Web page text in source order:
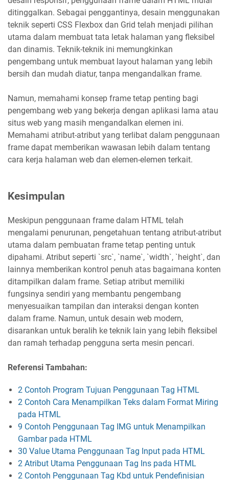
ditinggalkan. Sebagai penggantinya, desain menggunakan
teknik seperti CSS Flexbox dan Grid telah menjadi pilihan
utama dalam membuat tata letak halaman yang fleksibel
dan dinamis. Teknik-teknik ini memungkinkan
pengembang untuk membuat layout halaman yang lebih
bersih dan mudah diatur, tanpa mengandalkan frame.
Namun, memahami konsep frame tetap penting bagi
pengembang web yang bekerja dengan aplikasi lama atau
situs web yang masih mengandalkan elemen ini.
Memahami atribut-atribut yang terlibat dalam penggunaan
frame dapat memberikan wawasan lebih dalam tentang
cara kerja halaman web dan elemen-elemen terkait.
Kesimpulan
Meskipun penggunaan frame dalam HTML telah
mengalami penurunan, pengetahuan tentang atribut-atribut
utama dalam pembuatan frame tetap penting untuk
dipahami. Atribut seperti `src`, `name`, `width`, `height`, dan
lainnya memberikan kontrol penuh atas bagaimana konten
ditampilkan dalam frame. Setiap atribut memiliki
fungsinya sendiri yang membantu pengembang
menyesuaikan tampilan dan interaksi dengan konten
dalam frame. Namun, untuk desain web modern,
disarankan untuk beralih ke teknik lain yang lebih fleksibel
dan ramah terhadap pengguna serta mesin pencari.
Referensi Tambahan:
2 Contoh Program Tujuan Penggunaan Tag HTML
2 Contoh Cara Menampilkan Teks dalam Format Miring
pada HTML
9 Contoh Penggunaan Tag IMG untuk Menampilkan
Gambar pada HTML
30 Value Utama Penggunaan Tag Input pada HTML
2 Atribut Utama Penggunaan Tag Ins pada HTML
2 Contoh Penggunaan Tag Kbd untuk Pendefinisian